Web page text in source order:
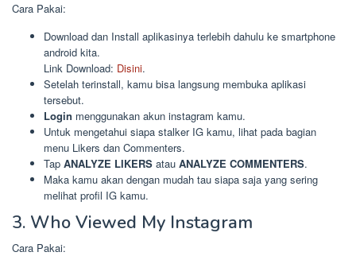
Cara Pakai:
Download dan Install aplikasinya terlebih dahulu ke smartphone
android kita.
Link Download: Disini.
Setelah terinstall, kamu bisa langsung membuka aplikasi
tersebut.
Login menggunakan akun instagram kamu.
Untuk mengetahui siapa stalker IG kamu, lihat pada bagian
menu Likers dan Commenters.
Tap ANALYZE LIKERS atau ANALYZE COMMENTERS.
Maka kamu akan dengan mudah tau siapa saja yang sering
melihat profil IG kamu.
3. Who Viewed My Instagram
Cara Pakai: